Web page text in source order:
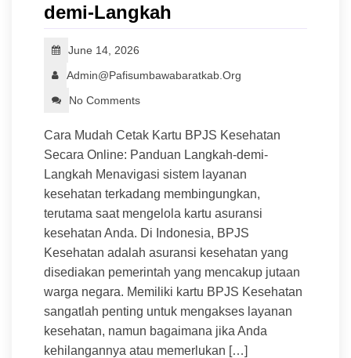
demi-Langkah
June 14, 2026
Admin@pafisumbawabaratkab.org
No Comments
Cara Mudah Cetak Kartu BPJS Kesehatan
Secara Online: Panduan Langkah-demi-
Langkah Menavigasi sistem layanan
kesehatan terkadang membingungkan,
terutama saat mengelola kartu asuransi
kesehatan Anda. Di Indonesia, BPJS
Kesehatan adalah asuransi kesehatan yang
disediakan pemerintah yang mencakup jutaan
warga negara. Memiliki kartu BPJS Kesehatan
sangatlah penting untuk mengakses layanan
kesehatan, namun bagaimana jika Anda
kehilangannya atau memerlukan […]